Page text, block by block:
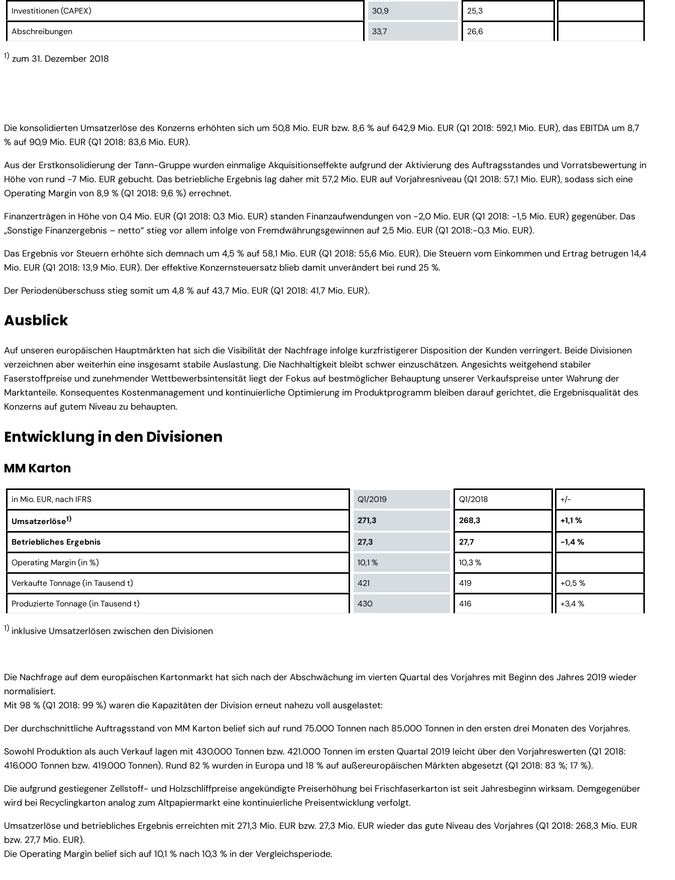
Investitionen (CAPEX) 30,9
25,3
Abschreibungen
33,7 26,6
1) zum 31. Dezember 2018
Die konsolidierten Umsatzerlöse des Konzerns erhöhten sich um 50,8 Mio. EUR bzw. 8,6 % auf 642,9 Mio. EUR (Q1 2018: 592,1 Mio. EUR), das EBITDA um 8,7
% auf 90,9 Mio. EUR (Q1 2018: 83,6 Mio. EUR).
Aus der Erstkonsolidierung der Tann-Gruppe wurden einmalige Akquisitionseffekte aufgrund der Aktivierung des Auftragsstandes und Vorratsbewertung in
Höhe von rund -7 Mio. EUR gebucht. Das betriebliche Ergebnis lag daher mit 57,2 Mio. EUR auf Vorjahresniveau (Q1 2018: 57,1 Mio. EUR), sodass sich eine
Operating Margin von 8,9 % (Q1 2018: 9,6 %) errechnet.
Finanzerträgen in Höhe von 0,4 Mio. EUR (Q1 2018: 0,3 Mio. EUR) standen Finanzaufwendungen von -2,0 Mio. EUR (Q1 2018: -1,5 Mio. EUR) gegenüber. Das
„Sonstige Finanzergebnis – netto“ stieg vor allem infolge von Fremdwährungsgewinnen auf 2,5 Mio. EUR (Q1 2018:-0,3 Mio. EUR).
Das Ergebnis vor Steuern erhöhte sich demnach um 4,5 % auf 58,1 Mio. EUR (Q1 2018: 55,6 Mio. EUR). Die Steuern vom Einkommen und Ertrag betrugen 14,4
Mio. EUR (Q1 2018: 13,9 Mio. EUR). Der effektive Konzernsteuersatz blieb damit unverändert bei rund 25 %.
Der Periodenüberschuss stieg somit um 4,8 % auf 43,7 Mio. EUR (Q1 2018: 41,7 Mio. EUR).
Ausblick
Auf unseren europäischen Hauptmärkten hat sich die Visibilität der Nachfrage infolge kurzfristigerer Disposition der Kunden verringert. Beide Divisionen
verzeichnen aber weiterhin eine insgesamt stabile Auslastung. Die Nachhaltigkeit bleibt schwer einzuschätzen. Angesichts weitgehend stabiler
Faserstoffpreise und zunehmender Wettbewerbsintensität liegt der Fokus auf bestmöglicher Behauptung unserer Verkaufspreise unter Wahrung der
Marktanteile. Konsequentes Kostenmanagement und kontinuierliche Optimierung im Produktprogramm bleiben darauf gerichtet, die Ergebnisqualität des
Konzerns auf gutem Niveau zu behaupten.
Entwicklung in den Divisionen
MM Karton
in Mio. EUR, nach IFRS Q1/2019 Q1/2018 +/-
Umsatzerlöse1) 271,3 268,3 +1,1 %
Betriebliches Ergebnis 27,3 27,7
-1,4 %
Operating Margin (in %)
10,1 %
10,3 %
Verkaufte Tonnage (in Tausend t)
421 419
+0,5 %
Produzierte Tonnage (in Tausend t)
430 416 +3,4 %
1) inklusive Umsatzerlösen zwischen den Divisionen
Die Nachfrage auf dem europäischen Kartonmarkt hat sich nach der Abschwächung im vierten Quartal des Vorjahres mit Beginn des Jahres 2019 wieder
normalisiert.
Mit 98 % (Q1 2018: 99 %) waren die Kapazitäten der Division erneut nahezu voll ausgelastet:
Der durchschnittliche Auftragsstand von MM Karton belief sich auf rund 75.000 Tonnen nach 85.000 Tonnen in den ersten drei Monaten des Vorjahres.
Sowohl Produktion als auch Verkauf lagen mit 430.000 Tonnen bzw. 421.000 Tonnen im ersten Quartal 2019 leicht über den Vorjahreswerten (Q1 2018:
416.000 Tonnen bzw. 419.000 Tonnen). Rund 82 % wurden in Europa und 18 % auf außereuropäischen Märkten abgesetzt (Q1 2018: 83 %; 17 %).
Die aufgrund gestiegener Zellstoff- und Holzschliffpreise angekündigte Preiserhöhung bei Frischfaserkarton ist seit Jahresbeginn wirksam. Demgegenüber
wird bei Recyclingkarton analog zum Altpapiermarkt eine kontinuierliche Preisentwicklung verfolgt.
Umsatzerlöse und betriebliches Ergebnis erreichten mit 271,3 Mio. EUR bzw. 27,3 Mio. EUR wieder das gute Niveau des Vorjahres (Q1 2018: 268,3 Mio. EUR
bzw. 27,7 Mio. EUR).
Die Operating Margin belief sich auf 10,1 % nach 10,3 % in der Vergleichsperiode.